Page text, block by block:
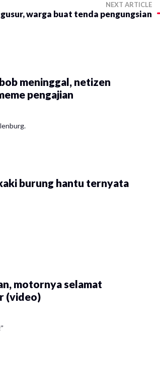
NEXT ARTICLE
warga buat tenda pengungsian
meninggal, netizen
pengajian
burung hantu ternyata
motornya selamat
(video)